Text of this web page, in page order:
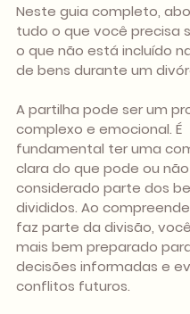
Neste guia completo,
tudo o que você precisa
o que não está incluído
de bens durante um
A partilha pode ser um
complexo e emocional. É
fundamental ter uma
clara do que pode ou
considerado parte dos
divididos. Ao
faz parte da divisão,
mais bem preparado
decisões informadas e
conflitos futuros.